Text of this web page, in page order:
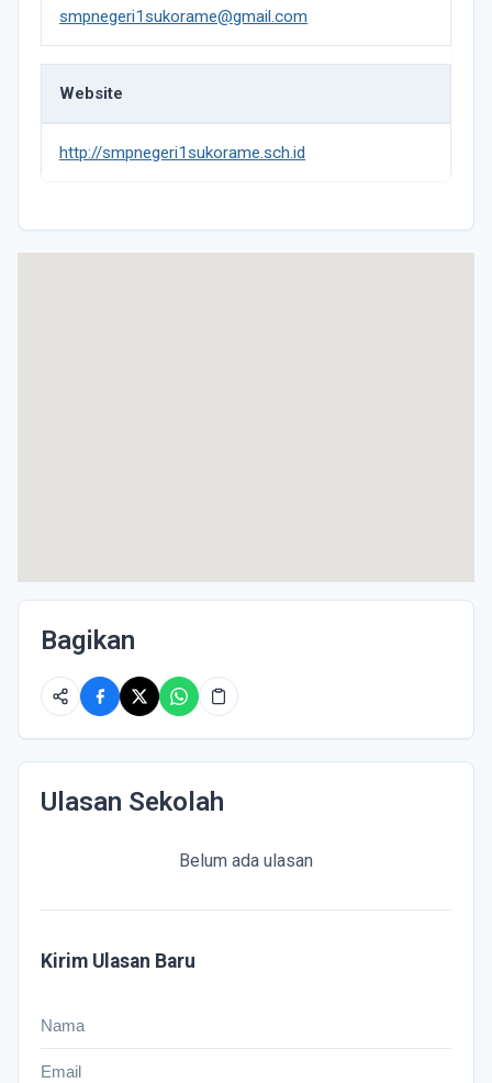
smpnegeri1sukorame@gmail.com
Website
http://smpnegeri1sukorame.sch.id
Bagikan
Ulasan Sekolah
Belum ada ulasan
Kirim Ulasan Baru